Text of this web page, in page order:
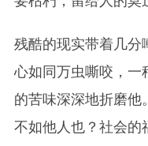
残酷的现实带着几分
心如同万虫嘶咬，一
的苦味深深地折磨他
不如他人也？社会的